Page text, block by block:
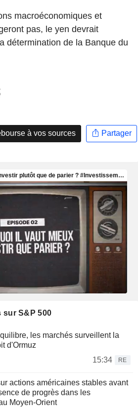
macroéconomiques et
pas, le yen devrait
détermination de la Banque du
à vos sources Partager
sur S&P 500
les marchés surveillent la
d'Ormuz
15:34
RE
actions américaines stables avant
de progrès dans les
Moyen-Orient